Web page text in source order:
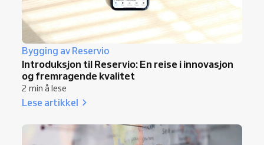
Bygging av Reservio
Introduksjon til Reservio: En reise i innovasjon
og fremragende kvalitet
2 min å lese
Lese artikkel